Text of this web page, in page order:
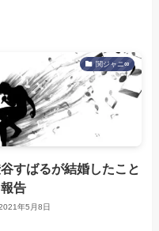
関ジャニ∞
すばるが結婚したこと
告
年5月8日